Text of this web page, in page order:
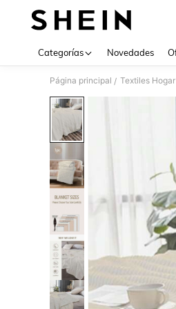
Categorías Novedades
Página principal / Textiles Hogar